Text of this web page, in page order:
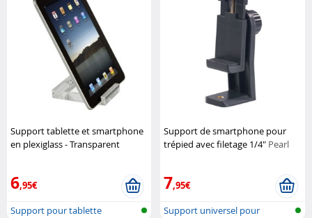
Support tablette et smartphone
en plexiglass - Transparent
6,95€
Support pour tablette
Support de smartphone pour
trépied avec filetage 1/4" Pearl
7,95€
Support universel pour